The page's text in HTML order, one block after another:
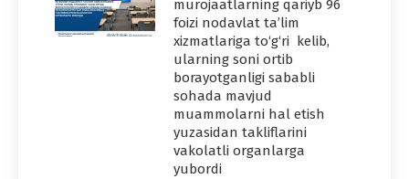
murojaatlarning qariyb 96
foizi nodavlat ta’lim
xizmatlariga to‘g‘ri kelib,
ularning soni ortib
borayotganligi sababli
sohada mavjud
muammolarni hal etish
yuzasidan takliflarini
vakolatli organlarga
yubordi